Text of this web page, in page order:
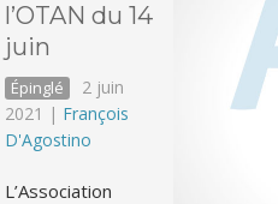
l’OTAN du 14
juin
Épinglé
2 juin
2021 | François
D'Agostino
L’Association